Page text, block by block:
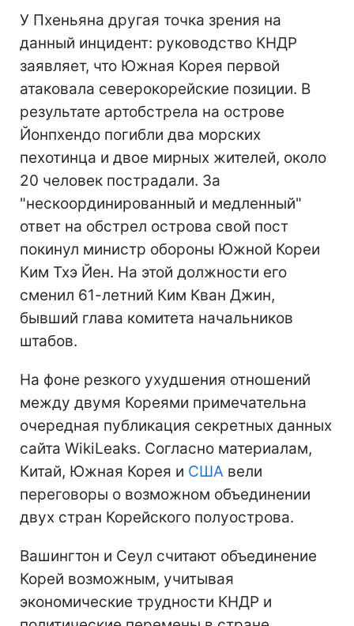
У Пхеньяна другая точка зрения на
данный инцидент: руководство КНДР
заявляет, что Южная Корея первой
атаковала северокорейские позиции. В
результате артобстрела на острове
Йонпхендо погибли два морских
пехотинца и двое мирных жителей, около
20 человек пострадали. За
"нескоординированный и медленный"
ответ на обстрел острова свой пост
покинул министр обороны Южной Кореи
Ким Тхэ Йен. На этой должности его
сменил 61-летний Ким Кван Джин,
бывший глава комитета начальников
штабов.
На фоне резкого ухудшения отношений
между двумя Кореями примечательна
очередная публикация секретных данных
сайта WikiLeaks. Согласно материалам,
Китай, Южная Корея и США вели
переговоры о возможном объединении
двух стран Корейского полуострова.
Вашингтон и Сеул считают объединение
Корей возможным, учитывая
экономические трудности КНДР и